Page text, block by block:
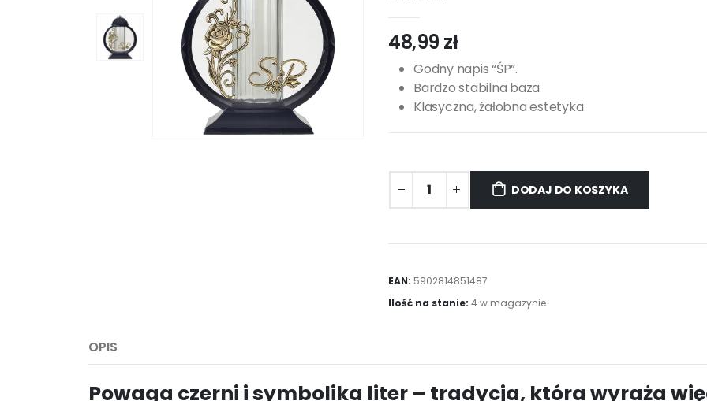
48,99 zł
Godny napis “ŚP”.
Bardzo stabilna baza.
Klasyczna, żałobna estetyka.
DODAJ DO KOSZYKA
EAN: 5902814851487
Ilość na stanie: 4 w magazynie
OPIS
Powaga czerni i symbolika liter – tradycja, która wyraża